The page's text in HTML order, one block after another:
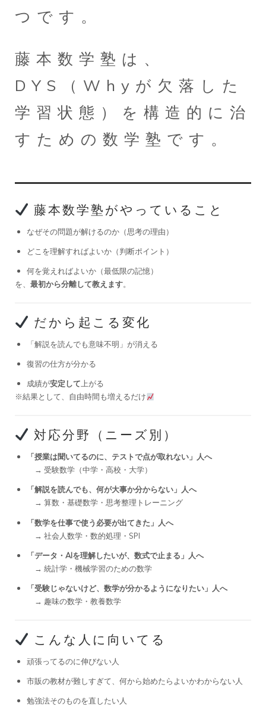
つです。
藤本数学塾は、
DYS（Whyが欠落した
学習状態）を構造的に治
すための数学塾です。
藤本数学塾がやっていること
なぜその問題が解けるのか（思考の理由）
どこを理解すればよいか（判断ポイント）
何を覚えればよいか（最低限の記憶）
を、 最初から分離して教えます。
だから起こる変化
「解説を読んでも意味不明」が消える
復習の仕方が分かる
成績が安定して上がる
※結果として、自由時間も増えるだけ
対応分野（ニーズ別）
「授業は聞いてるのに、テストで点が取れない」人へ
→ 受験数学（中学・高校・大学）
「解説を読んでも、何が大事か分からない」人へ
→ 算数・基礎数学・思考整理トレーニング
「数学を仕事で使う必要が出てきた」人へ
→ 社会人数学・数的処理・SPI
「データ・AIを理解したいが、数式で止まる」人へ
→ 統計学・機械学習のための数学
「受験じゃないけど、数学が分かるようになりたい」人へ
→ 趣味の数学・教養数学
こんな人に向いてる
頑張ってるのに伸びない人
市販の教材が難しすぎて、何から始めたらよいかわからない人
勉強法そのものを直したい人